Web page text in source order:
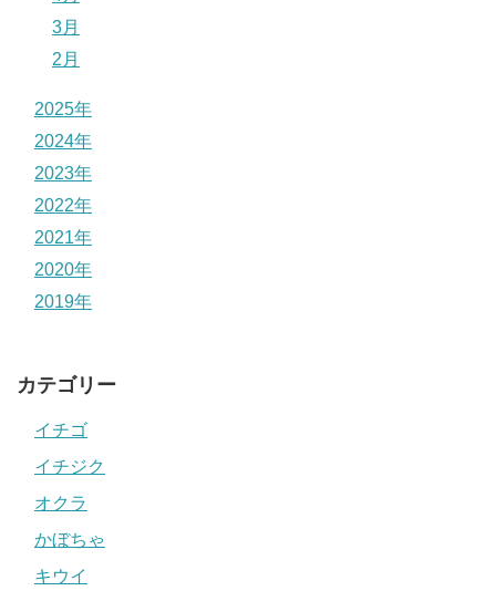
3月
2月
2025年
2024年
2023年
2022年
2021年
2020年
2019年
カテゴリー
イチゴ
イチジク
オクラ
かぼちゃ
キウイ